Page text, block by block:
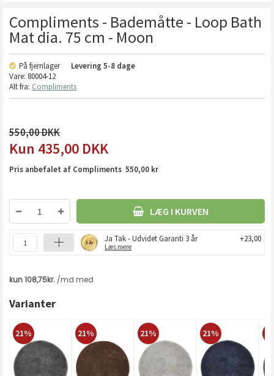
Compliments - Bademåtte - Loop Bath
Mat dia. 75 cm - Moon
På fjernlager Levering 5-8 dage
Vare: 80004-12
Alt fra: Compliments
550,00
435,00 DKK
Pris anbefalet af Compliments 550,00 kr
LÆG I KURVEN
Ja Tak - Udvidet Garanti 3 år
Læs mere
+23,00
Varianter
21% 21% 21% 21%